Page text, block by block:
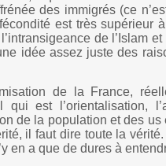
des immigrés (ce
est très supérieur
l’intransigeance de l’Islam
idée assez juste des
de la France,
qui est l’orientalisation,
de la population et des
il faut dire toute la
en a que de dures à